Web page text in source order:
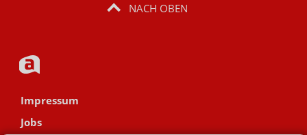
NACH OBEN
Impressum
Jobs